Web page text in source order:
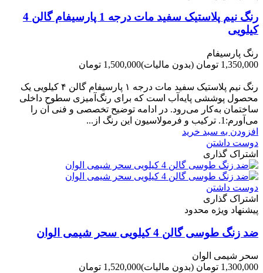
رنگ نیم پلاستیک سفید مات درجه 1 پارسیفام گالن 4
کیلویی
رنگ پارسیفام
1,350,000 تومان
(بدون مالیات)1,500,000 تومان
رنگ نیم‌ پلاستیک سفید مات درجه ۱ پارسیفام گالن ۴ کیلویی یک
محصول پوششی پایه‌آب است که برای رنگ‌آمیزی سطوح داخلی
ساختمان به‌کار می‌رود. در ادامه توضیح تخصصی و فنی آن را
می‌آورم:1. ترکیب و فرمولاسیون این رنگ از...
افزودن به سبد خرید
دوست داشتن
اشتراک گذاری
دوست داشتن
اشتراک گذاری
پیشنهاد ویژه محدود
ضد زنگ طوسی گالن 4 کیلویی سحر شیمی الوان
سحر شیمی الوان
1,300,000 تومان
(بدون مالیات)1,520,000 تومان